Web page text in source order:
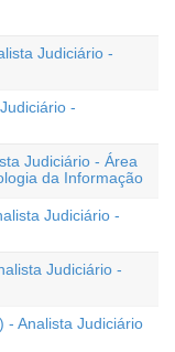
Judiciário -
-
Judiciário - Área
da Informação
Judiciário -
Judiciário -
- Analista Judiciário